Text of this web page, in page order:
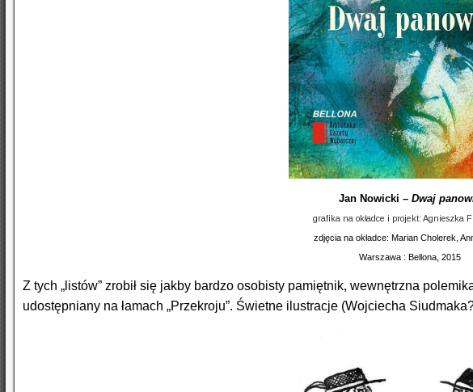
Jan Nowicki – Dwaj
grafika na okładce i projekt: Agnieszka
zdjęcia na okładce: Marian Cholerek,
Warszawa : Bellona, 2015
Z tych „listów” zrobił się jakby bardzo osobisty pamiętnik, wewnętrzna
udostępniany na łamach „Przekroju”. Świetne ilustracje (Wojciecha